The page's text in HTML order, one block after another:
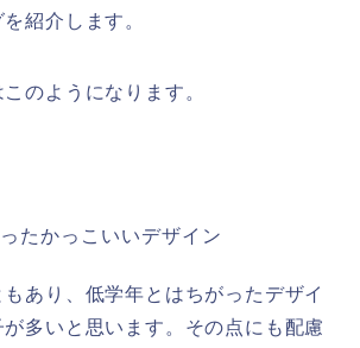
紹介します。
のようになります。
たかっこいいデザイン
あり、低学年とはちがったデザイ
多いと思います。その点にも配慮